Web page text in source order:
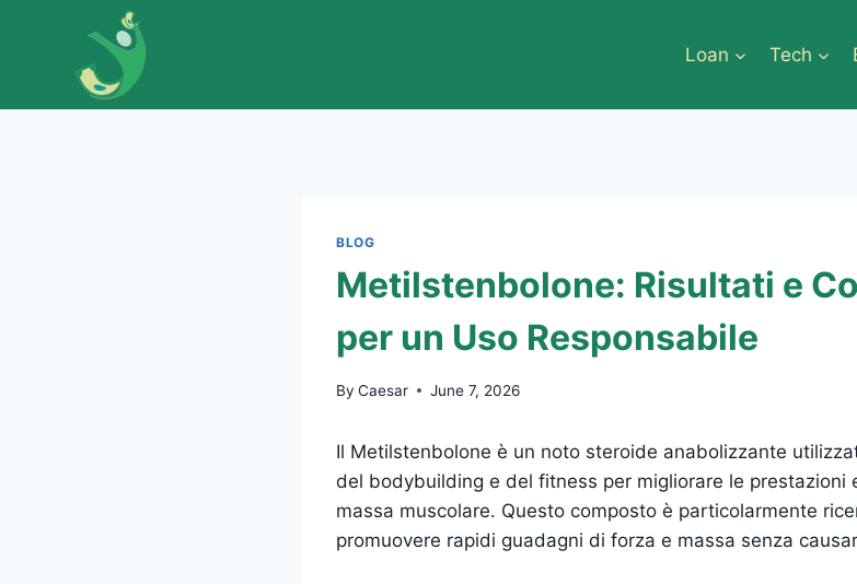
Loan Tech
BLOG
Metilstenbolone: Risultati e
per un Uso Responsabile
By Caesar June 7, 2026
Il Metilstenbolone è un noto steroide anabolizzante
del bodybuilding e del fitness per migliorare le prestazioni
massa muscolare. Questo composto è particolarmente
promuovere rapidi guadagni di forza e massa senza